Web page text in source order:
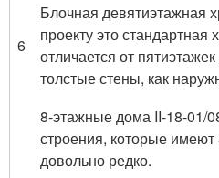
6
Блочная девятиэтажная
проекту это стандартная
отличается от
толстые стены, как
8-этажные дома II-18-01/
строения, которые
довольно редко.